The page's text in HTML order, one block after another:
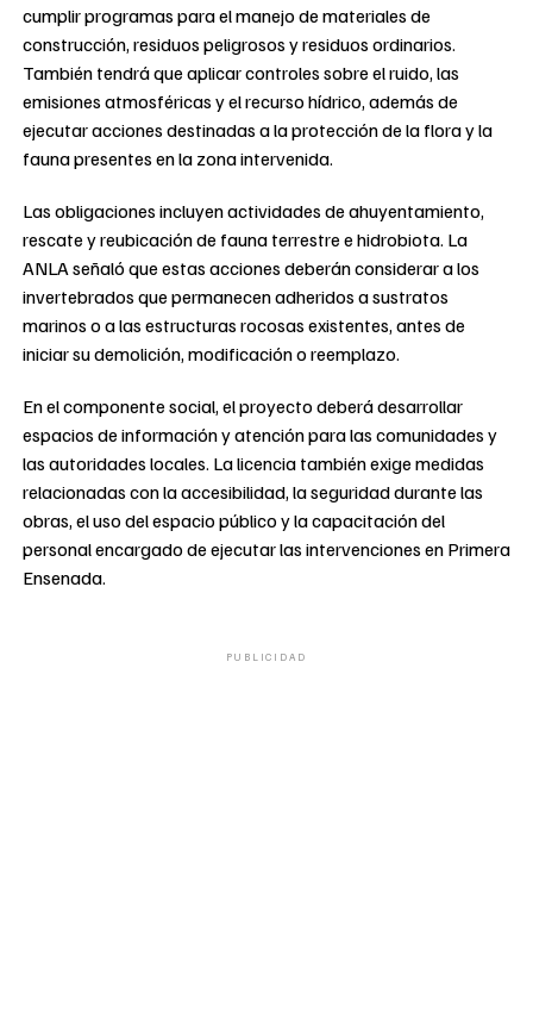
cumplir programas para el manejo de materiales de
construcción, residuos peligrosos y residuos ordinarios.
También tendrá que aplicar controles sobre el ruido, las
emisiones atmosféricas y el recurso hídrico, además de
ejecutar acciones destinadas a la protección de la flora y la
fauna presentes en la zona intervenida.
Las obligaciones incluyen actividades de ahuyentamiento,
rescate y reubicación de fauna terrestre e hidrobiota. La
ANLA señaló que estas acciones deberán considerar a los
invertebrados que permanecen adheridos a sustratos
marinos o a las estructuras rocosas existentes, antes de
iniciar su demolición, modificación o reemplazo.
En el componente social, el proyecto deberá desarrollar
espacios de información y atención para las comunidades y
las autoridades locales. La licencia también exige medidas
relacionadas con la accesibilidad, la seguridad durante las
obras, el uso del espacio público y la capacitación del
personal encargado de ejecutar las intervenciones en Primera
Ensenada.
PUBLICIDAD